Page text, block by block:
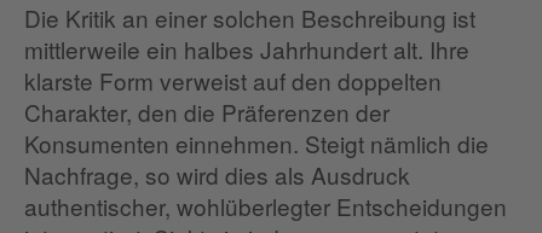
Die Kritik an einer solchen Beschreibung ist
mittlerweile ein halbes Jahrhundert alt. Ihre
klarste Form verweist auf den doppelten
Charakter, den die Präferenzen der
Konsumenten einnehmen. Steigt nämlich die
Nachfrage, so wird dies als Ausdruck
authentischer, wohlüberlegter Entscheidungen